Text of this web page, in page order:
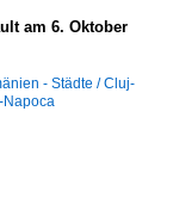
am 6. Oktober
- Städte / Cluj-
Napoca